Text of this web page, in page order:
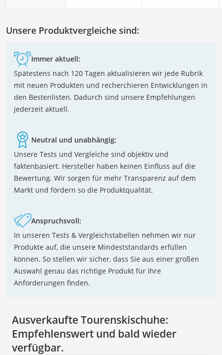
Unsere Produktvergleiche sind:
Immer aktuell:
Spätestens nach 120 Tagen aktualisieren wir jede Rubrik
mit neuen Produkten und recherchieren Entwicklungen in
den Bestenlisten. Dadurch sind unsere Empfehlungen
jederzeit aktuell.
Neutral und unabhängig:
Unsere Tests und Vergleiche sind objektiv und
faktenbasiert. Hersteller haben keinen Einfluss auf die
Bewertung. Wir sorgen für mehr Transparenz auf dem
Markt und fördern so die Produktqualität.
Anspruchsvoll:
In unseren Tests & Vergleichstabellen nehmen wir nur
Produkte auf, die unsere Mindeststandards erfüllen
können. So stellen wir sicher, dass Sie aus einer großen
Auswahl genau das richtige Produkt für Ihre
Anforderungen finden.
Ausverkaufte Tourenskischuhe:
Empfehlenswert und bald wieder
verfügbar.